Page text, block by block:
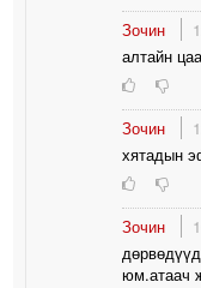
Зочин
алтайн
Зочин
хятадын
Зочин
юм.атаач